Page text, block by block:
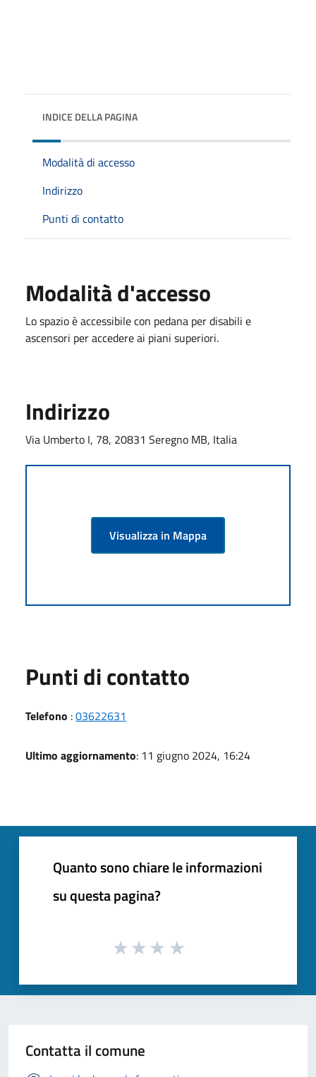
INDICE DELLA PAGINA
Modalità di accesso
Indirizzo
Punti di contatto
Modalità d'accesso
Lo spazio è accessibile con pedana per disabili e
ascensori per accedere ai piani superiori.
Indirizzo
Via Umberto I, 78, 20831 Seregno MB, Italia
Visualizza in Mappa
Punti di contatto
Telefono :03622631
Ultimo aggiornamento: 11 giugno 2024, 16:24
Quanto sono chiare le informazioni
su questa pagina?
Contatta il comune